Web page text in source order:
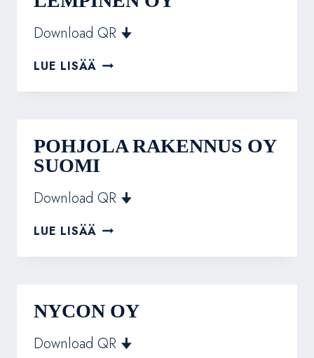
Download QR 🠋
LUE LISÄÄ RAKENNUSLIIKE
LEMPINEN
POHJOLA RAKENNUS OY
SUOMI
Download QR 🠋
LUE LISÄÄ POHJOLA
OY
NYCON OY
Download QR 🠋